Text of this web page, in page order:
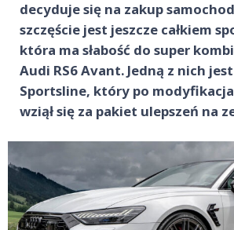
decyduje się na zakup
szczęście jest jeszcze całkiem
która ma słabość do super
Audi RS6 Avant. Jedną z nich
Sportsline, który po
wziął się za pakiet ulepszeń na